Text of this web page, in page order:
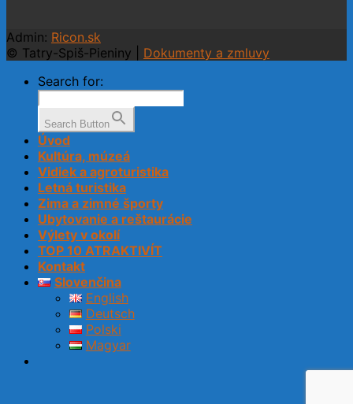
Admin: Ricon.sk
© Tatry-Spiš-Pieniny | Dokumenty a zmluvy
Search for:
Search Button
Úvod
Kultúra, múzeá
Vidiek a agroturistika
Letná turistika
Zima a zimné športy
Ubytovanie a reštaurácie
Výlety v okolí
TOP 10 ATRAKTIVÍT
Kontakt
Slovenčina
English
Deutsch
Polski
Magyar